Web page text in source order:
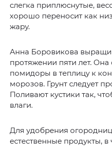
слегка приплюснутые,
хорошо переносит как
жару.
Анна Боровикова
протяжении пяти лет. Она
помидоры в теплицу к
морозов. Грунт следует
Поливают кустики так,
влаги.
Для удобрения
естественные продукты, в